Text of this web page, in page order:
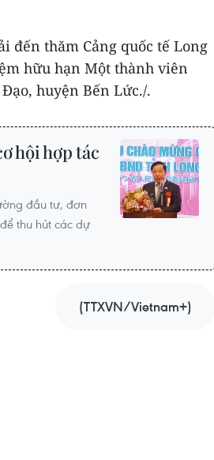
đến thăm Cảng quốc tế Long
hữu hạn Một thành viên
huyện Bến Lức./.
hội hợp tác
đầu tư, đơn
thu hút các dự
(TTXVN/Vietnam+)